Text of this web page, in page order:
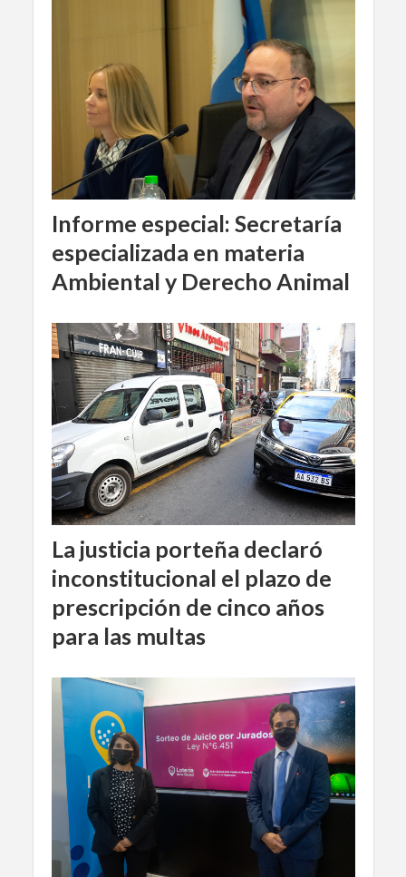
Informe especial: Secretaría
especializada en materia
Ambiental y Derecho Animal
La justicia porteña declaró
inconstitucional el plazo de
prescripción de cinco años
para las multas